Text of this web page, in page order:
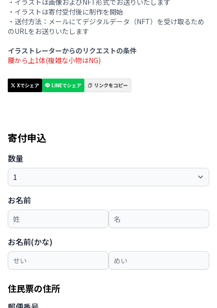
・イラストは寄付受付後に制作を開始
・送付方法：メールにてデジタルデータ（NFT）を受け取るため
のURLをお送りいたします
イラストレーターからのリクエストの条件
腰から上1体(複雑な小物はNG)
Xでシェア LINEでシェア リンクをコピー
寄付申込
数量
お名前
お名前(かな)
住民票の住所